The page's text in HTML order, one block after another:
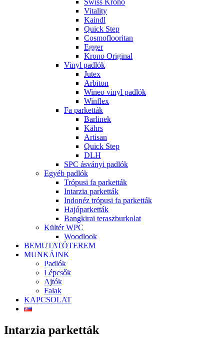
Swiss Krono
Vitality
Kaindl
Quick Step
Cosmoflooritan
Egger
Krono Original
Vinyl padlók
Jutex
Arbiton
Wineo vinyl padlók
Winflex
Fa parketták
Barlinek
Kährs
Artisan
Quick Step
DLH
SPC ásványi padlók
Egyéb padlók
Trópusi fa parketták
Intarzia parketták
Indonéz trópusi fa parketták
Hajóparketták
Bangkirai teraszburkolat
Kültér WPC
Woodlook
BEMUTATÓTEREM
MUNKÁINK
Padlók
Lépcsők
Ajtók
Falak
KAPCSOLAT
Intarzia parketták